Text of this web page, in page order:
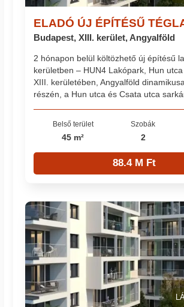
ELADÓ ÚJ ÉPÍTÉSŰ
Budapest, XIII. kerület, Angyalföld
2 hónapon belül költözhető új építésű
kerületben – HUN4 Lakópark, Hun
XIII. kerületében, Angyalföld
részén, a Hun utca és Csata utca
Belső terület
45 m²
Szobák
2
88.4 M Ft